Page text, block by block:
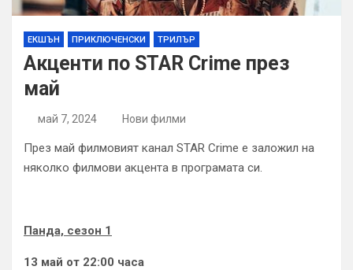
ЕКШЪН ПРИКЛЮЧЕНСКИ ТРИЛЪР
Акценти по STAR Crime през
май
май 7, 2024 Нови филми
През май филмовият канал STAR Crime е заложил на
няколко филмови акцента в програмата си.
Панда, сезон 1
13 май от 22:00 часа